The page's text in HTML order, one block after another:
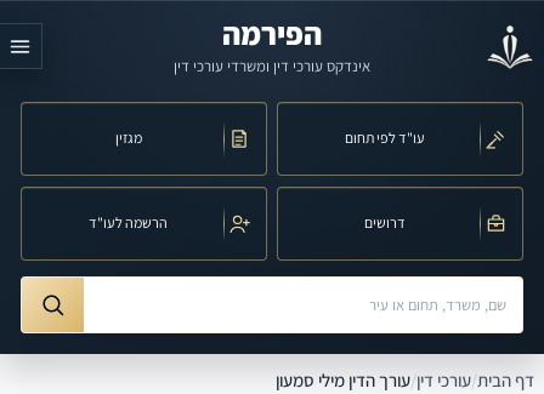
הפירמה
אינדקס עורכי דין ומשרדי עורכי דין
עו"ד לפי תחום מגזין
דרושים הרשמה לעו"ד
חיפוש לפי שם, משרד, תחום משפט או עיר
דף הבית/עורכי דין/עורך הדין מילי סמעון